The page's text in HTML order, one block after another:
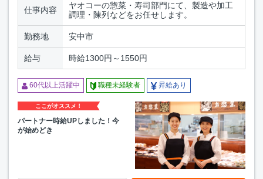
仕事内容
ヤオコーの惣菜・寿司部門にて、製造や加工
調理・陳列などをお任せします。
勤務地 安中市
給与 時給1300円～1550円
60代以上活躍中 職種未経験者 昇給あり
ここがオススメ！
パートナー時給UPしました！今
が始めどき